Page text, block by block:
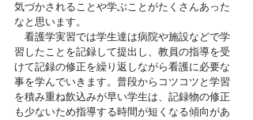
気づかされることや学ぶことがたくさんあった
なと思います。
看護学実習では学生達は病院や施設などで学
習したことを記録して提出し、教員の指導を受
けて記録の修正を繰り返しながら看護に必要な
事を学んでいきます。普段からコツコツと学習
を積み重ね飲込みが早い学生は、記録物の修正
も少ないため指導する時間が短くなる傾向があ